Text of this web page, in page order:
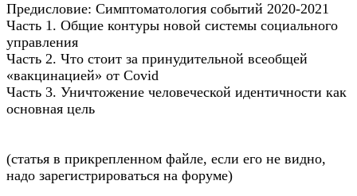
Предисловие: Симптоматология событий 2020-2021
Часть 1. Общие контуры новой системы социального
управления
Часть 2. Что стоит за принудительной всеобщей
«вакцинацией» от Covid
Часть 3. Уничтожение человеческой идентичности как
основная цель
(статья в прикрепленном файле, если его не видно,
надо зарегистрироваться на форуме)